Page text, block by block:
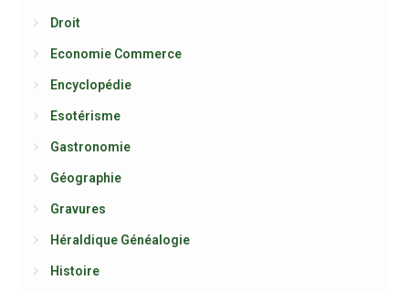
Droit
Economie Commerce
Encyclopédie
Esotérisme
Gastronomie
Géographie
Gravures
Héraldique Généalogie
Histoire